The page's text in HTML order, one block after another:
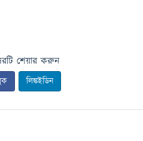
শেয়ার করুন
লিঙ্কইডিন